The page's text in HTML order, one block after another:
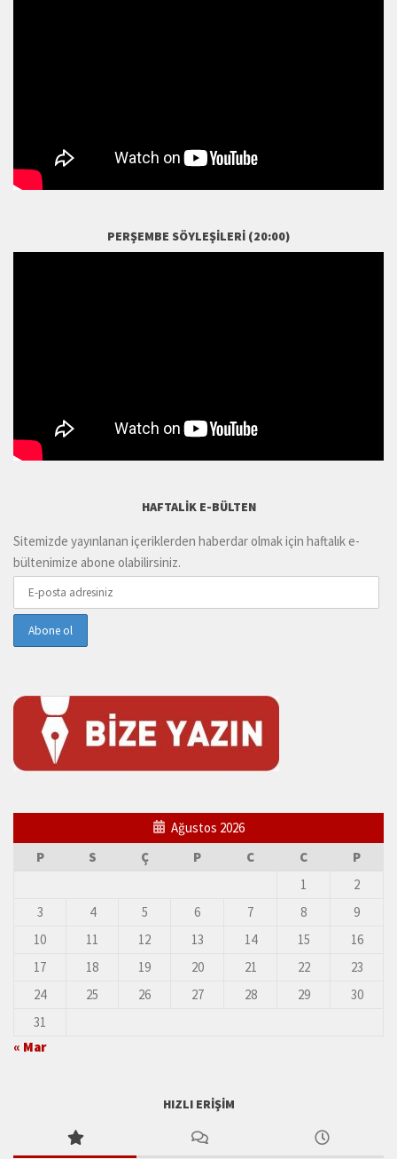
PERŞEMBE SÖYLEŞILERI (20:00)
HAFTALIK E-BÜLTEN
Sitemizde yayınlanan içeriklerden haberdar olmak için haftalık e-
bültenimize abone olabilirsiniz.
Ağustos 2026
P
S Ç P C C
P
1
2
3
4 5 6 7 8
9
10
11 12 13 14 15
16
17
18 19 20 21 22
23
24
25 26 27 28 29
30
31
« Mar
HIZLI ERIŞIM